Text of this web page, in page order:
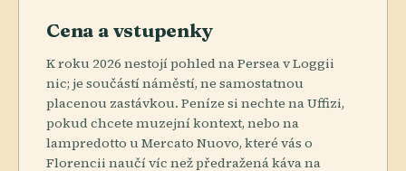
Cena a vstupenky
K roku 2026 nestojí pohled na Persea v Loggii
nic; je součástí náměstí, ne samostatnou
placenou zastávkou. Peníze si nechte na Uffizi,
pokud chcete muzejní kontext, nebo na
lampredotto u Mercato Nuovo, které vás o
Florencii naučí víc než předražená káva na